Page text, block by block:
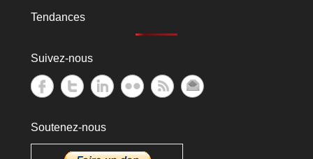
Tendances
Suivez-nous
Soutenez-nous